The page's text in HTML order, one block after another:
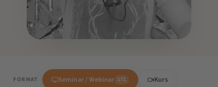
Unternehmer
FORMAT Seminar / Webinar 171 Kurs